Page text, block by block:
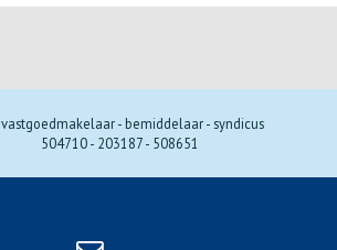
vastgoedmakelaar - bemiddelaar - syndicus
504710 - 203187 - 508651